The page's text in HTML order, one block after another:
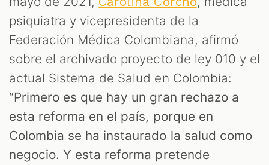
psiquiatra y vicepresidenta de la
Federación Médica Colombiana, afirmó
sobre el archivado proyecto de ley 010 y el
actual Sistema de Salud en Colombia:
“Primero es que hay un gran rechazo a
esta reforma en el país, porque en
Colombia se ha instaurado la salud como
negocio. Y esta reforma pretende